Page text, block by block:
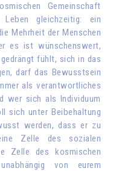
Gemeinschaft
gleichzeitig: ein
Mehrheit der Menschen
es ist wünschenswert,
fühlt, sich in das
darf das Bewusstsein
als verantwortliches
wer sich als Individuum
sich unter Beibehaltung
werden, dass er zu
Zelle des sozialen
Zelle des kosmischen
von eurem